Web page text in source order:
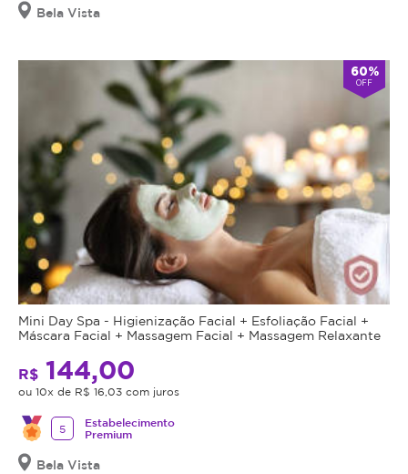
Bela Vista
60%
OFF
Mini Day Spa - Higienização Facial + Esfoliação Facial +
Máscara Facial + Massagem Facial + Massagem Relaxante
R$ 144,00
ou 10x de R$ 16,03 com juros
5
Estabelecimento
Premium
Bela Vista